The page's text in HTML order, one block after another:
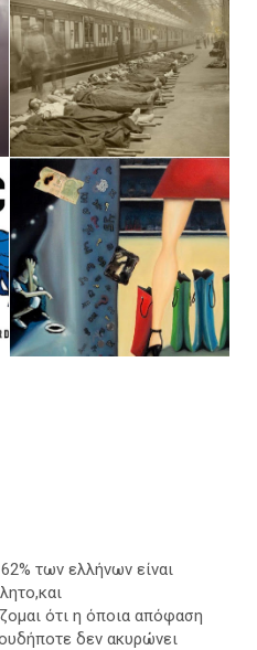
των ελλήνων είναι
ότι η όποια απόφαση
δεν ακυρώνει